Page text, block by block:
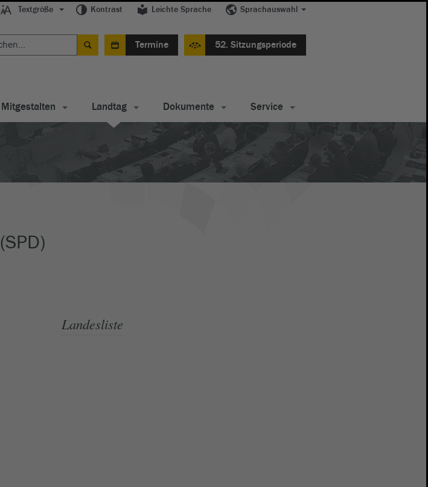
Textgröße Kontrast Leichte Sprache Sprachauswahl
Termine 52. Sitzungsperiode
Mitgestalten Landtag Dokumente Service
(SPD)
Landesliste